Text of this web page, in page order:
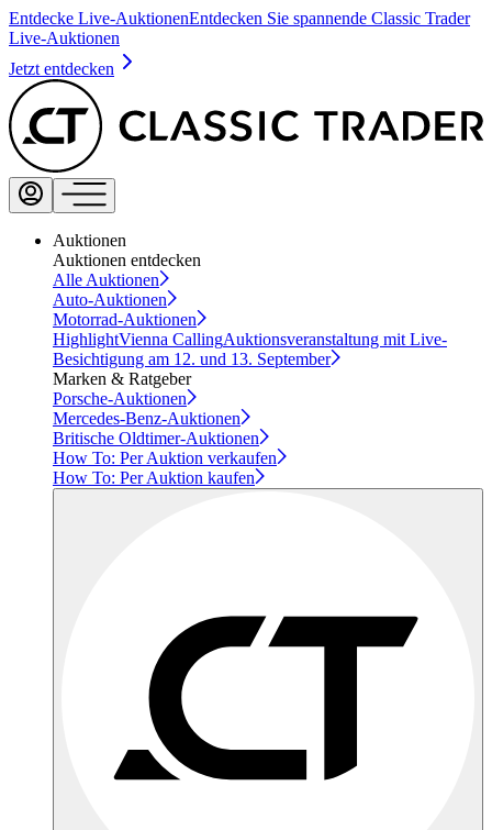
Entdecke Live-AuktionenEntdecken Sie spannende Classic Trader
Live-Auktionen
Jetzt entdecken
Auktionen
Auktionen entdecken
Alle Auktionen
Auto-Auktionen
Motorrad-Auktionen
HighlightVienna CallingAuktionsveranstaltung mit Live-
Besichtigung am 12. und 13. September
Marken & Ratgeber
Porsche-Auktionen
Mercedes-Benz-Auktionen
Britische Oldtimer-Auktionen
How To: Per Auktion verkaufen
How To: Per Auktion kaufen